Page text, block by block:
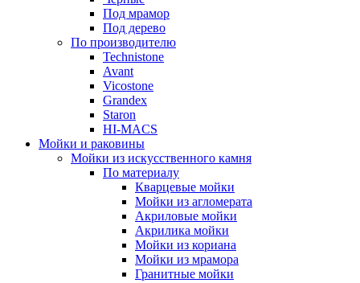
Под мрамор
Под дерево
По производителю
Technistone
Avant
Vicostone
Grandex
Staron
HI-MACS
Мойки и раковины
Мойки из искусственного камня
По материалу
Кварцевые мойки
Мойки из агломерата
Акриловые мойки
Акрилика мойки
Мойки из кориана
Мойки из мрамора
Гранитные мойки